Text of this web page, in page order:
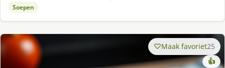
Soepen
Maak favoriet25
👍